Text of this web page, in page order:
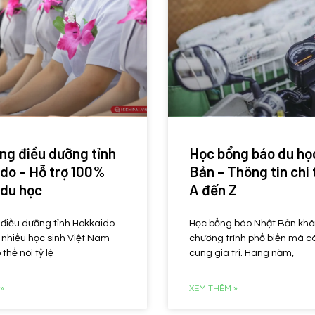
điều dưỡng tỉnh
– Hỗ trợ 100%
học
dưỡng tỉnh Hokkaido
học sinh Việt Nam
thể nói tỷ lệ
Học bổng báo du
Bản – Thông tin
A đến Z
Học bổng báo Nhật Bản
chương trình phổ biến mà
cùng giá trị. Hàng năm,
XEM THÊM »